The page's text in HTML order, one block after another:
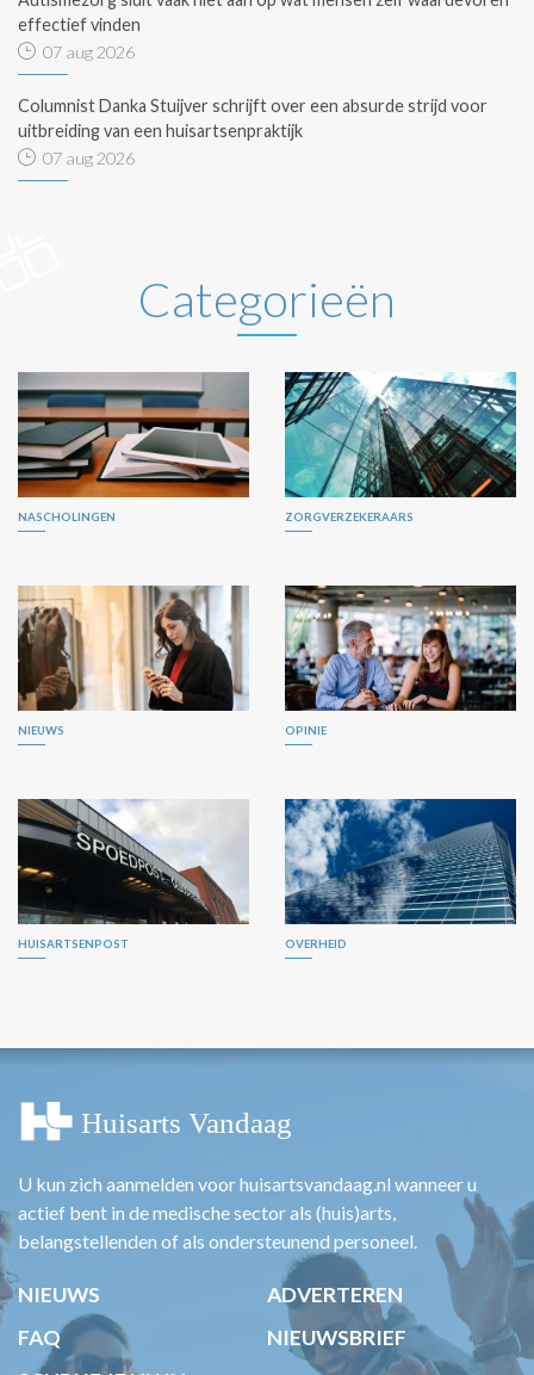
effectief vinden
07 aug 2026
Columnist Danka Stuijver schrijft over een absurde strijd voor
uitbreiding van een huisartsenpraktijk
07 aug 2026
Categorieën
NASCHOLINGEN ZORGVERZEKERAARS
NIEUWS OPINIE
HUISARTSENPOST OVERHEID
U kun zich aanmelden voor huisartsvandaag.nl wanneer u
actief bent in de medische sector als (huis)arts,
belangstellenden of als ondersteunend personeel.
NIEUWS
ADVERTEREN
FAQ
NIEUWSBRIEF